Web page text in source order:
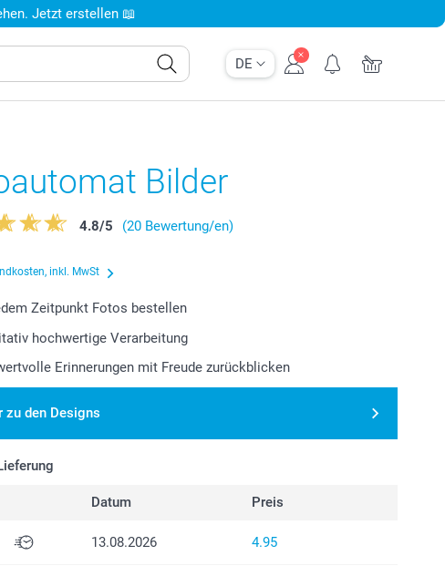
DE
Jetzt erstellen 📖
Bilder
4.8/5
(20 Bewertung/en)
inkl. MwSt
Zeitpunkt Fotos bestellen
hochwertige Verarbeitung
Erinnerungen mit Freude zurückblicken
zu den Designs
Datum Preis
13.08.2026 4.95